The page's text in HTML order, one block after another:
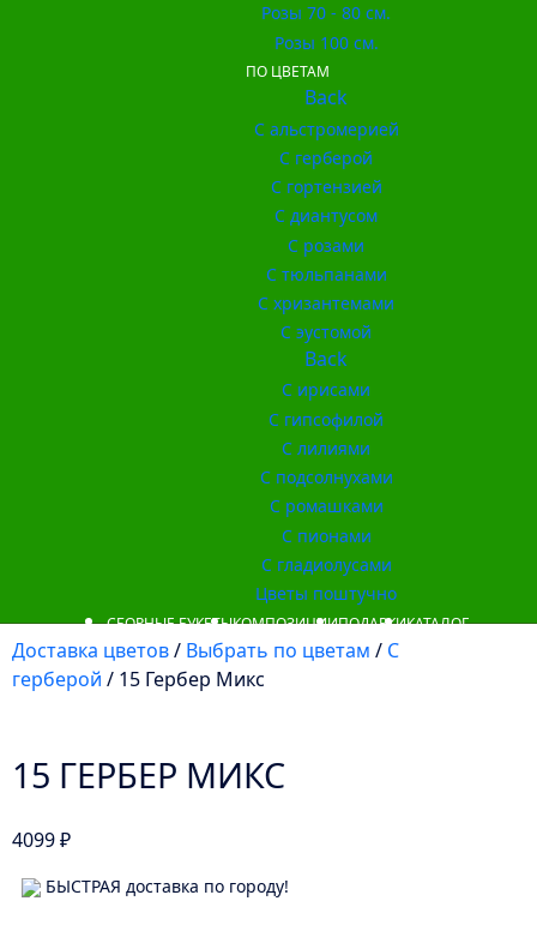
Розы 70 - 80 см.
Розы 100 см.
ПО ЦВЕТАМ
Back
С альстромерией
С герберой
С гортензией
С диантусом
С розами
С тюльпанами
С хризантемами
С эустомой
Back
С ирисами
С гипсофилой
С лилиями
С подсолнухами
С ромашками
С пионами
С гладиолусами
Цветы поштучно
СБОРНЫЕ БУКЕТЫКОМПОЗИЦИИПОДАРКИКАТАЛОГ
Доставка цветов/ Выбрать по цветам / С
герберой / 15 Гербер Микс
15 ГЕРБЕР МИКС
4099₽
БЫСТРАЯ доставка по городу!